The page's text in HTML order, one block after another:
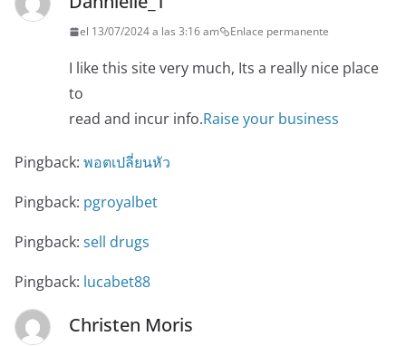
el 13/07/2024 a las 3:16 am Enlace permanente
I like this site very much, Its a really nice place
to
read and incur info.Raise your business
Pingback: พอตเปลี่ยนหัว
Pingback: pgroyalbet
Pingback: sell drugs
Pingback: lucabet88
Christen Moris